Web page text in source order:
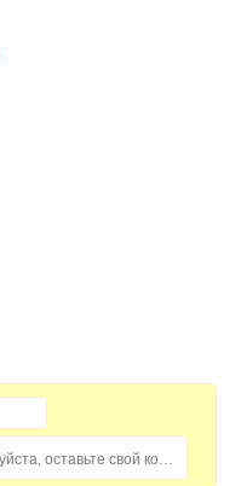
Домохозяйка, пожалуйста, оставьте свой комментарий...